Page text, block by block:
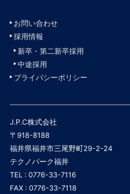
お問い合わせ
採用情報
新卒・第二新卒採用
中途採用
プライバシーポリシー
J.P.C株式会社
〒918-8188
福井県福井市三尾野町29-2-24
テクノパーク福井
TEL : 0776-33-7116
FAX : 0776-33-7118